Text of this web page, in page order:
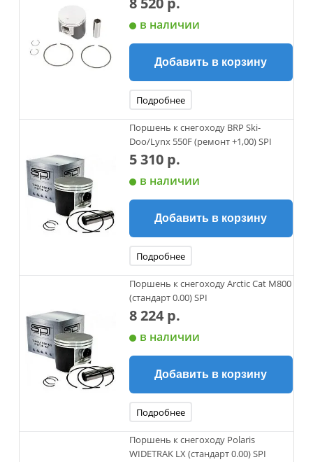
в наличии
Добавить в корзину
Подробнее
Поршень к снегоходу BRP Ski-
Doo/Lynx 550F (ремонт +1,00) SPI
5 310 р.
в наличии
Добавить в корзину
Подробнее
Поршень к снегоходу Arctic Cat М800
(стандарт 0.00) SPI
8 224 р.
в наличии
Добавить в корзину
Подробнее
Поршень к снегоходу Polaris
WIDETRAK LX (стандарт 0.00) SPI